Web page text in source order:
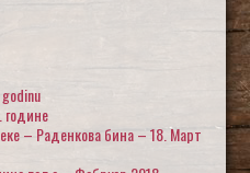
године
– Раденкова бина – 18. Март